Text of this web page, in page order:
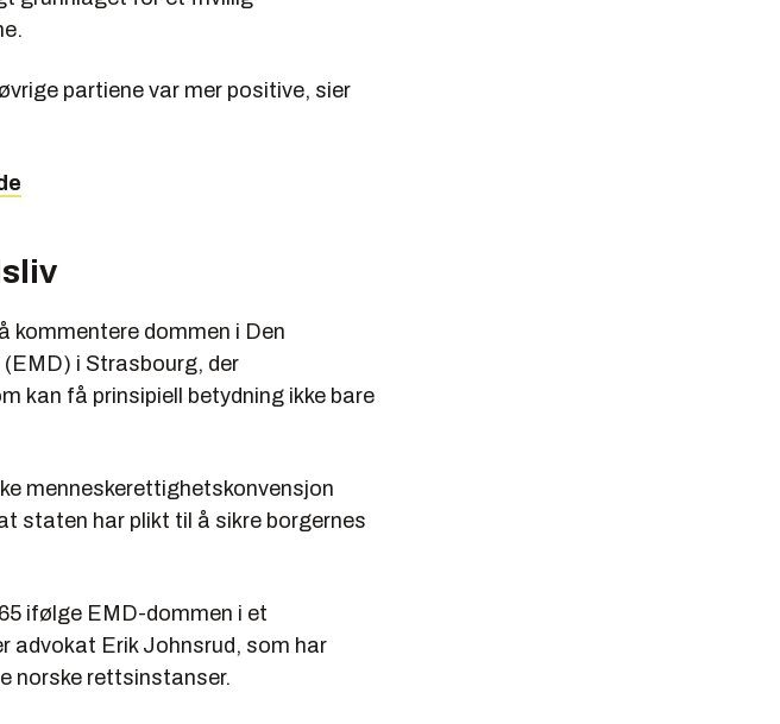
partiene var mer positive, sier
kommentere dommen i Den
i Strasbourg, der
kan få prinsipiell betydning ikke bare
menneskerettighetskonvensjon
staten har plikt til å sikre borgernes
ifølge EMD-dommen i et
advokat Erik Johnsrud, som har
norske rettsinstanser.